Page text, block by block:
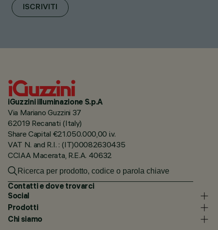
ISCRIVITI
iGuzzini illuminazione S.p.A
Via Mariano Guzzini 37
62019 Recanati (Italy)
Share Capital €21.050.000,00 i.v.
VAT N. and R.I. : (IT)00082630435
CCIAA Macerata, R.E.A. 40632
Contatti e dove trovarci
Social
Prodotti
Chi siamo